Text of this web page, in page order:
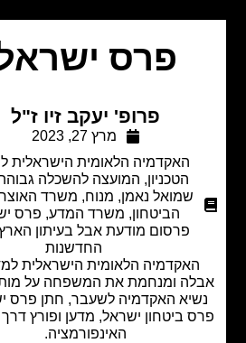
פרס ישראל
פרופ' יעקב זיו ז"ל
מרץ 27, 2023
האקדמיה הלאומית הישראלית למדעים ,
,המועצה להשכלה גבוהה, מוסד
שמואל נאמן,מנוח,משרד האוצר, משרד
הביטחון,משרד המדע,פרס ישראל,
פרסום מודעת אבל בעיתון הארץ,רשות
החדשנות
הלאומית הישראלית למדעים
ומנחמת את המשפחה על מות יקירם,
האקדמיה לשעבר, חתן פרס ישראל,
ביטחון ישראל, מדען ופורץ דרך בתורת
האינפורמציה.